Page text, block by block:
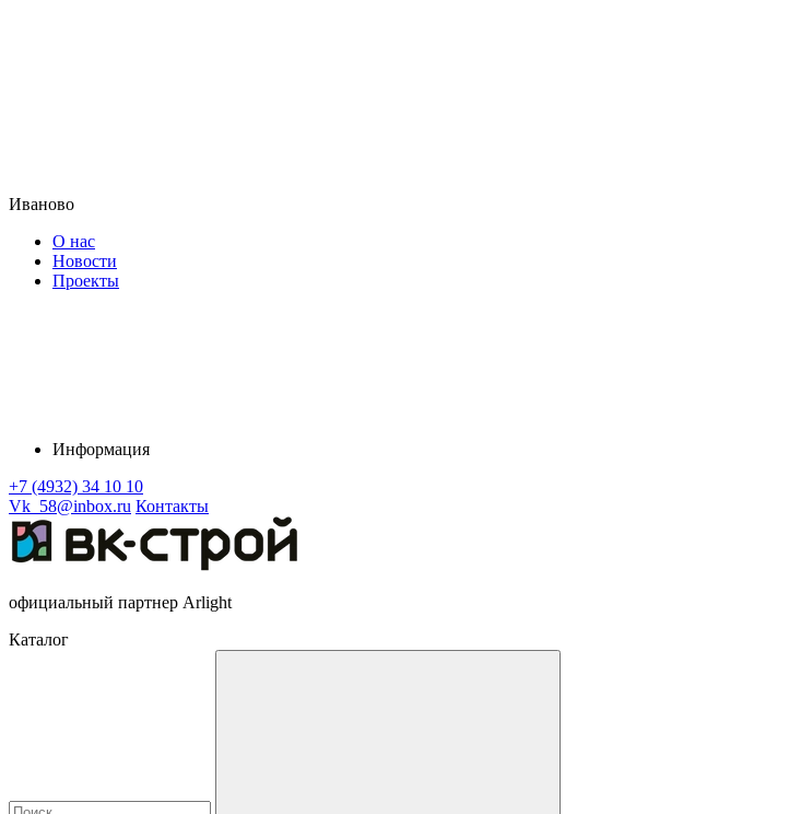
Иваново
О нас
Новости
Проекты
Информация
+7 (4932) 34 10 10
Vk_58@inbox.ru Контакты
официальный партнер Arlight
Каталог